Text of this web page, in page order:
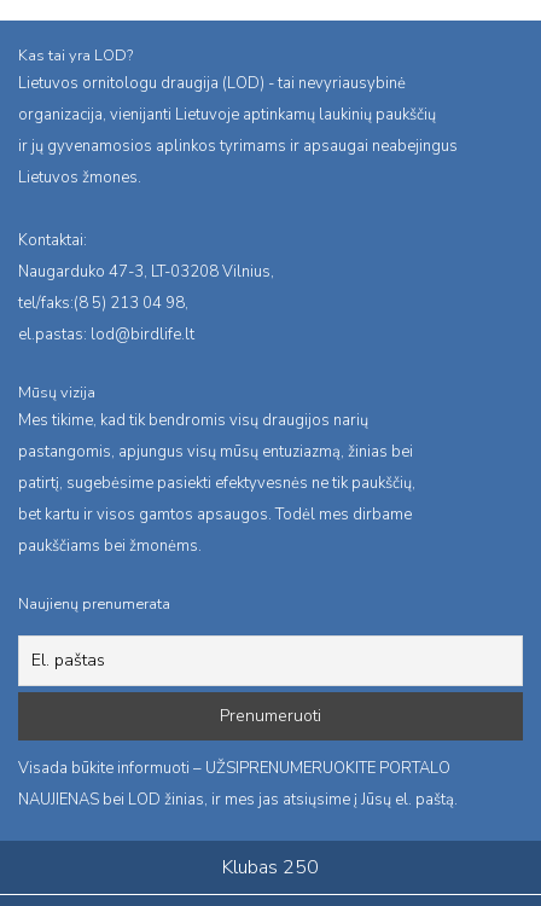
Kas tai yra LOD?
Lietuvos ornitologu draugija (LOD) - tai nevyriausybinė
organizacija, vienijanti Lietuvoje aptinkamų laukinių paukščių
ir jų gyvenamosios aplinkos tyrimams ir apsaugai neabejingus
Lietuvos žmones.
Kontaktai:
Naugarduko 47-3, LT-03208 Vilnius,
tel/faks:(8 5) 213 04 98,
el.pastas: lod@birdlife.lt
Mūsų vizija
Mes tikime, kad tik bendromis visų draugijos narių
pastangomis, apjungus visų mūsų entuziazmą, žinias bei
patirtį, sugebėsime pasiekti efektyvesnės ne tik paukščių,
bet kartu ir visos gamtos apsaugos. Todėl mes dirbame
paukščiams bei žmonėms.
Naujienų prenumerata
Visada būkite informuoti – UŽSIPRENUMERUOKITE PORTALO
NAUJIENAS bei LOD žinias, ir mes jas atsiųsime į Jūsų el. paštą.
Klubas 250